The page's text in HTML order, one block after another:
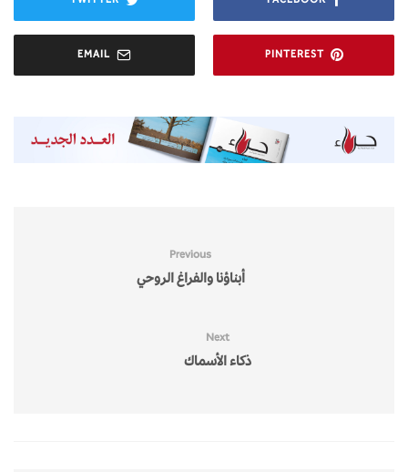
PINTEREST
EMAIL
Previous
أبناؤنا والفراغ الروحي
Next
ذكاء الأسماك